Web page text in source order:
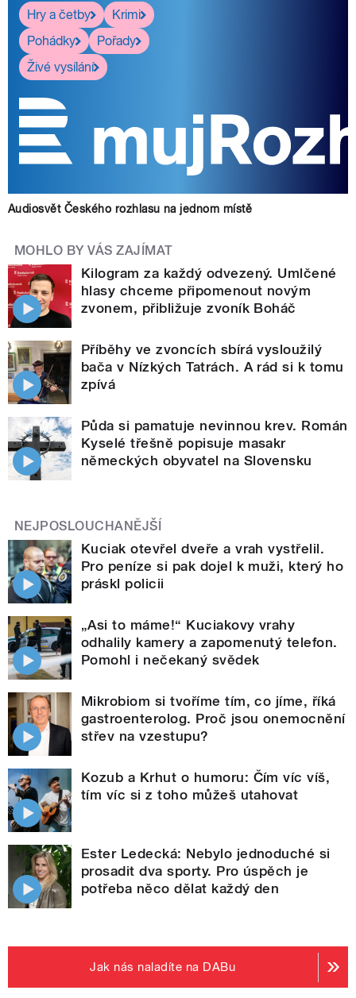
Hry a četby
Krimi
Pohádky
Pořady
Živé vysílání
Audiosvět Českého rozhlasu na jednom místě
MOHLO BY VÁS ZAJÍMAT
Kilogram za každý odvezený. Umlčené
hlasy chceme připomenout novým
zvonem, přibližuje zvoník Boháč
Příběhy ve zvoncích sbírá vysloužilý
bača v Nízkých Tatrách. A rád si k tomu
zpívá
Půda si pamatuje nevinnou krev. Román
Kyselé třešně popisuje masakr
německých obyvatel na Slovensku
NEJPOSLOUCHANĚJŠÍ
Kuciak otevřel dveře a vrah vystřelil.
Pro peníze si pak dojel k muži, který ho
práskl policii
„Asi to máme!“ Kuciakovy vrahy
odhalily kamery a zapomenutý telefon.
Pomohl i nečekaný svědek
Mikrobiom si tvoříme tím, co jíme, říká
gastroenterolog. Proč jsou onemocnění
střev na vzestupu?
Kozub a Krhut o humoru: Čím víc víš,
tím víc si z toho můžeš utahovat
Ester Ledecká: Nebylo jednoduché si
prosadit dva sporty. Pro úspěch je
potřeba něco dělat každý den
Jak nás naladíte na DABu